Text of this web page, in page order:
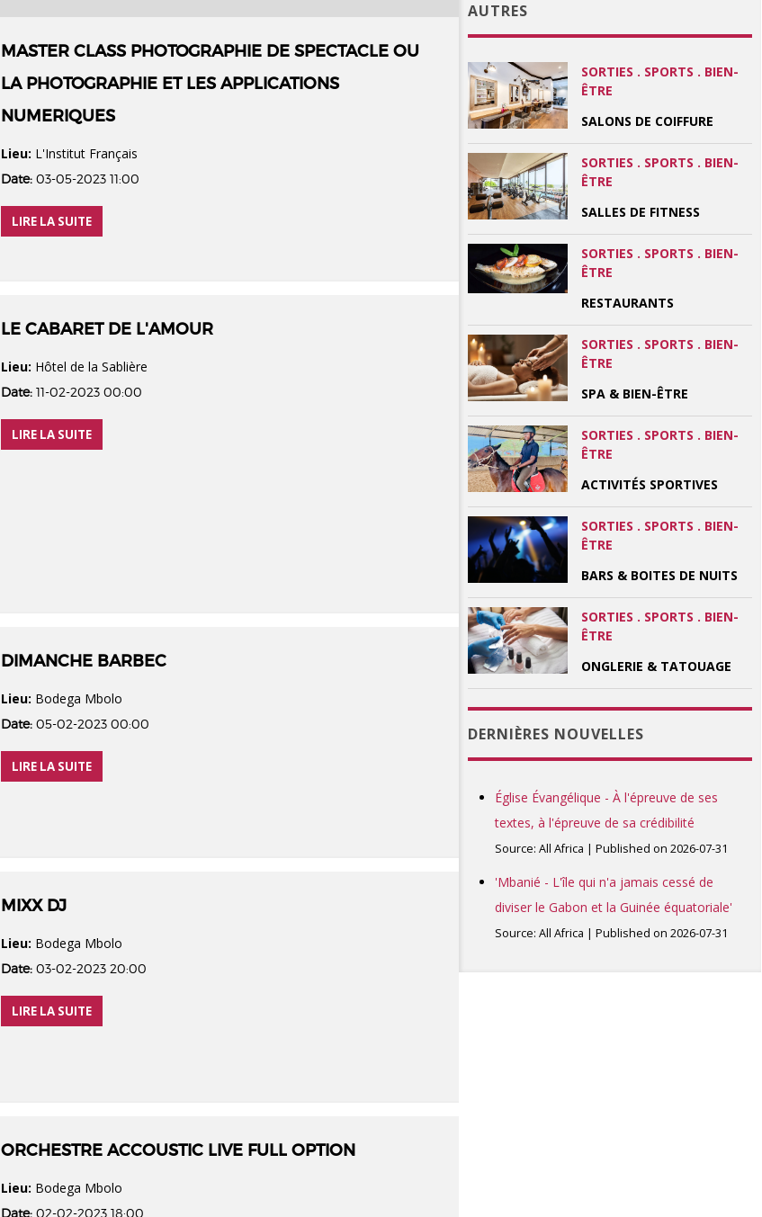
MASTER CLASS PHOTOGRAPHIE DE SPECTACLE OU
LA PHOTOGRAPHIE ET LES APPLICATIONS
NUMERIQUES
Lieu: L'Institut Français
Date: 03-05-2023 11:00
LIRE LA SUITE
LE CABARET DE L'AMOUR
Lieu: Hôtel de la Sablière
Date: 11-02-2023 00:00
LIRE LA SUITE
DIMANCHE BARBEC
Lieu: Bodega Mbolo
Date: 05-02-2023 00:00
LIRE LA SUITE
MIXX DJ
Lieu: Bodega Mbolo
Date: 03-02-2023 20:00
LIRE LA SUITE
ORCHESTRE ACCOUSTIC LIVE FULL OPTION
Lieu: Bodega Mbolo
Date: 02-02-2023 18:00
AUTRES
SORTIES . SPORTS . BIEN-
ÊTRE
SALONS DE COIFFURE
SORTIES . SPORTS . BIEN-
ÊTRE
SALLES DE FITNESS
SORTIES . SPORTS . BIEN-
ÊTRE
RESTAURANTS
SORTIES . SPORTS . BIEN-
ÊTRE
SPA & BIEN-ÊTRE
SORTIES . SPORTS . BIEN-
ÊTRE
ACTIVITÉS SPORTIVES
SORTIES . SPORTS . BIEN-
ÊTRE
BARS & BOITES DE NUITS
SORTIES . SPORTS . BIEN-
ÊTRE
ONGLERIE & TATOUAGE
DERNIÈRES NOUVELLES
Église Évangélique - À l'épreuve de ses
textes, à l'épreuve de sa crédibilité
Source: All Africa Published on 2026-07-31
'Mbanié - L'île qui n'a jamais cessé de
diviser le Gabon et la Guinée équatoriale'
Source: All Africa Published on 2026-07-31